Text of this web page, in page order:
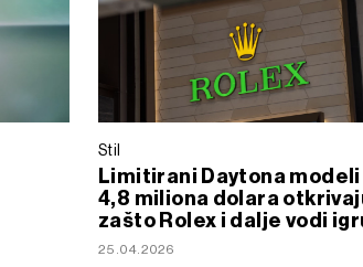
Stil
Limitirani Daytona modeli
4,8 miliona dolara
zašto Rolex i dalje vodi
25.04.2026